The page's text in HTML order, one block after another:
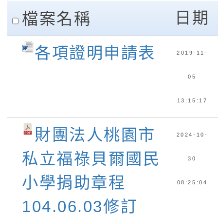
clickAll
檔案名稱
日期
各項證明申請表
2019-11-
05
13:15:17
財團法人桃園市
私立福祿貝爾國民
小學捐助章程
104.06.03修訂
2024-10-
30
08:25:04